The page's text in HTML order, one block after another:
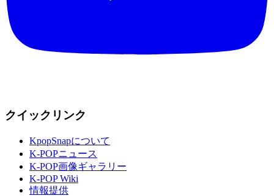
クイックリンク
KpopSnapについて
K-POPニュース
K-POP画像ギャラリー
K-POP Wiki
情報提供